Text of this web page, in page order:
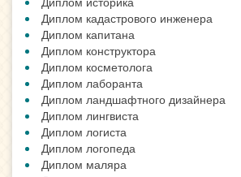
Диплом кадастрового инженера
Диплом капитана
Диплом конструктора
Диплом косметолога
Диплом лаборанта
Диплом ландшафтного дизайнера
Диплом лингвиста
Диплом логиста
Диплом логопеда
Диплом маляра